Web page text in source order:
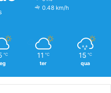
0.48 km/h
℃ 11 ℃
ter
15 ℃
qua